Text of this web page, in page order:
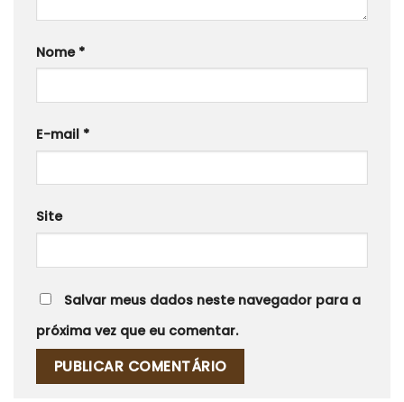
Nome *
E-mail *
Site
Salvar meus dados neste navegador para a
próxima vez que eu comentar.